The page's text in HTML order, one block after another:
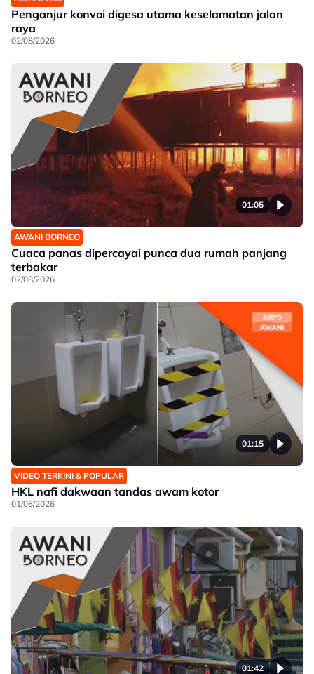
Penganjur konvoi digesa utama keselamatan jalan
raya
02/08/2026
01:05
AWANI BORNEO
Cuaca panas dipercayai punca dua rumah panjang
terbakar
02/08/2026
01:15
VIDEO TERKINI & POPULAR
HKL nafi dakwaan tandas awam kotor
01/08/2026
01:42